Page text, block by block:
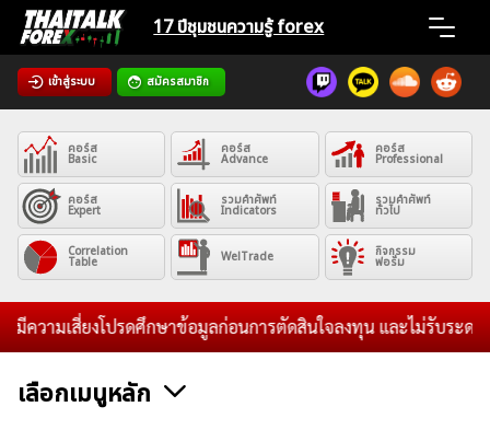
Skip
content
17 ปีชุมชนความรู้ forex
เข้าสู่ระบบ สมัครสมาชิก
Home
News
Articles
VPS Register
คอร์ส
Basic
คอร์ส
Advance
คอร์ส
Professional
คอร์ส
Expert
รวมคำศัพท์
Indicators
รวมคำศัพท์
ทั่วไป
Correlation
Table WelTrade กิจกรรม
ฟอรั่ม
วามเสี่ยงโปรดศึกษาข้อมูลก่อนการตัดสินใจลงทุน และไม่รับระดมทุน
เลือกเมนูหลัก